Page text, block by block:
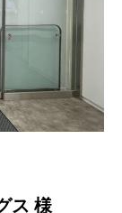
ス 様